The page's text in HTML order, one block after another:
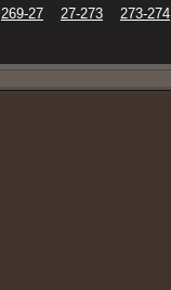
269-27 27-273 273-274